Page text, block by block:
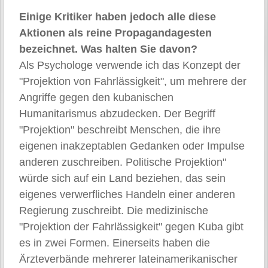
Einige Kritiker haben jedoch alle diese
Aktionen als reine Propagandagesten
bezeichnet. Was halten Sie davon?
Als Psychologe verwende ich das Konzept der
"Projektion von Fahrlässigkeit", um mehrere der
Angriffe gegen den kubanischen
Humanitarismus abzudecken. Der Begriff
"Projektion" beschreibt Menschen, die ihre
eigenen inakzeptablen Gedanken oder Impulse
anderen zuschreiben. Politische Projektion"
würde sich auf ein Land beziehen, das sein
eigenes verwerfliches Handeln einer anderen
Regierung zuschreibt. Die medizinische
"Projektion der Fahrlässigkeit" gegen Kuba gibt
es in zwei Formen. Einerseits haben die
Ärzteverbände mehrerer lateinamerikanischer